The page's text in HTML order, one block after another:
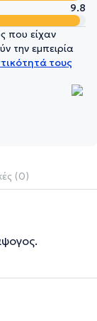
9.8
που είχαν
την εμπειρία
τους
(0)